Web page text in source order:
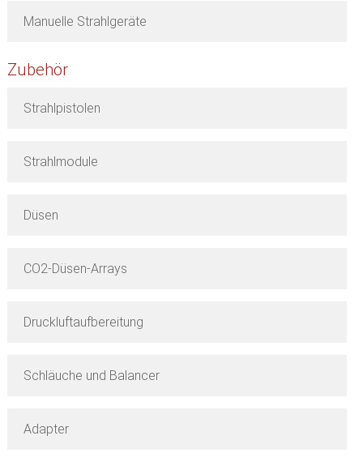
Manuelle Strahlgeräte
Zubehör
Strahlpistolen
Strahlmodule
Düsen
CO2-Düsen-Arrays
Druckluftaufbereitung
Schläuche und Balancer
Adapter